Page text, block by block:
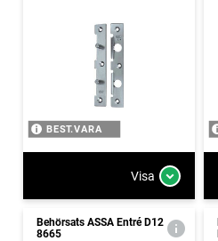
BEST.VARA
Visa
Behörsats ASSA Entré D12
8665